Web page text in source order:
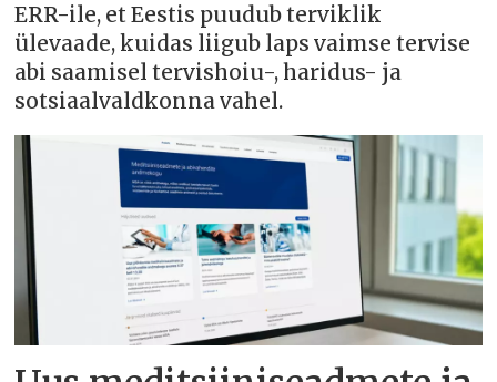
ERR-ile, et Eestis puudub terviklik
ülevaade, kuidas liigub laps vaimse tervise
abi saamisel tervishoiu-, haridus- ja
sotsiaalvaldkonna vahel.